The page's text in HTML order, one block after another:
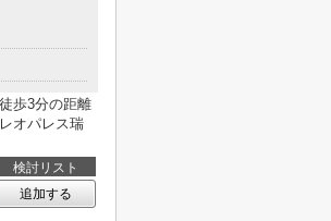
歩3分の距離
オパレス瑞
検討リスト
追加する